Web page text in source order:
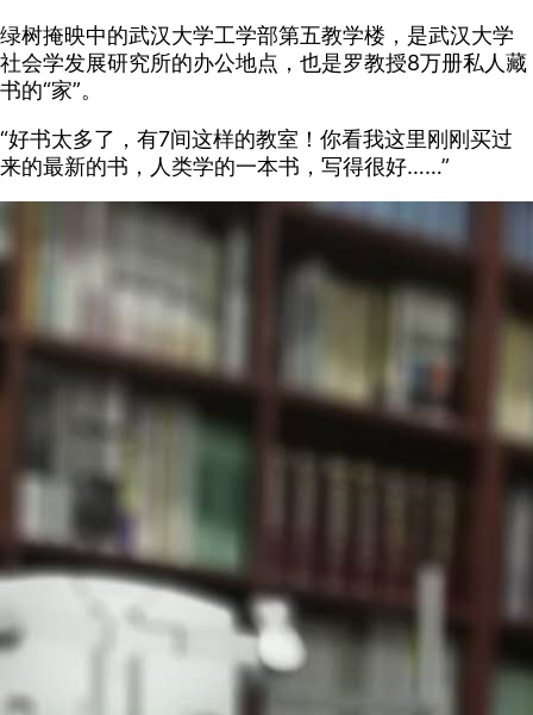
绿树掩映中的武汉大学工学部第五教学楼，是武汉大学
社会学发展研究所的办公地点，也是罗教授8万册私人藏
书的“家”。
“好书太多了，有7间这样的教室！你看我这里刚刚买过
来的最新的书，人类学的一本书，写得很好……”